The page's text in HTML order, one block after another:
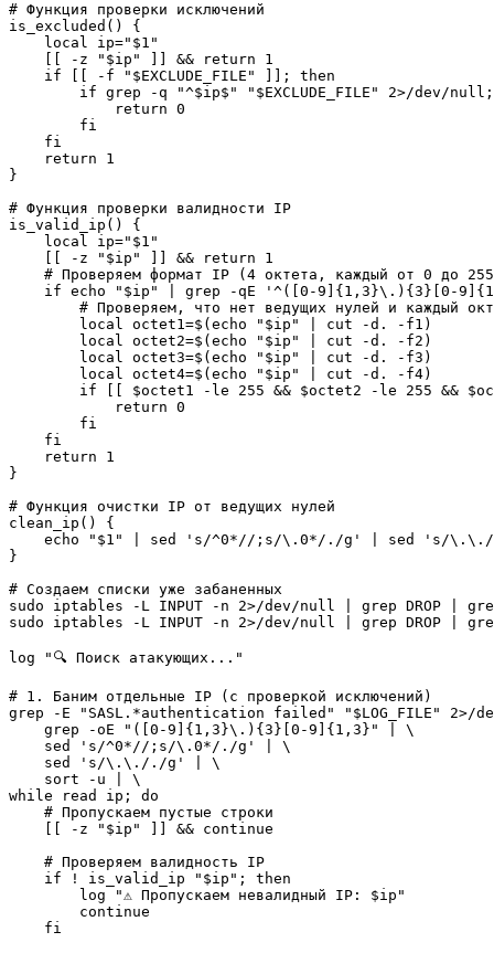
# Функция проверки исключений
is_excluded() {
    local ip="$1"
    [[ -z "$ip" ]] && return 1
    if [[ -f "$EXCLUDE_FILE" ]]; then
if grep -q "^$ip$" "$EXCLUDE_FILE" 2>/dev/
            return 0
        fi
    fi
    return 1
}
# Функция проверки валидности IP
is_valid_ip() {
    local ip="$1"
    [[ -z "$ip" ]] && return 1
# Проверяем формат IP (4 октета, каждый от 0 до
if echo "$ip" | grep -qE '^([0-9]{1,3}\.){3}[0-
# Проверяем, что нет ведущих нулей и каждый
        local octet1=$(echo "$ip" | cut -d. -f1)
        local octet2=$(echo "$ip" | cut -d. -f2)
        local octet3=$(echo "$ip" | cut -d. -f3)
        local octet4=$(echo "$ip" | cut -d. -f4)
if [[ $octet1 -le 255 && $octet2 -le 255 &&
            return 0
        fi
    fi
    return 1
}
# Функция очистки IP от ведущих нулей
clean_ip() {
echo "$1" | sed 's/^0*//;s/\.0*/./g' | sed 's/
}
# Создаем списки уже забаненных
sudo iptables -L INPUT -n 2>/dev/null | grep DROP |
sudo iptables -L INPUT -n 2>/dev/null | grep DROP |
log "🔍 Поиск атакующих..."
# 1. Баним отдельные IP (с проверкой исключений)
grep -E "SASL.*authentication failed" "$LOG_FILE"
    grep -oE "([0-9]{1,3}\.){3}[0-9]{1,3}" | \
    sed 's/^0*//;s/\.0*/./g' | \
    sed 's/\.\././g' | \
    sort -u | \
while read ip; do
    # Пропускаем пустые строки
    [[ -z "$ip" ]] && continue
    # Проверяем валидность IP
    if ! is_valid_ip "$ip"; then
        log "⚠️ Пропускаем невалидный IP: $ip"
        continue
    fi